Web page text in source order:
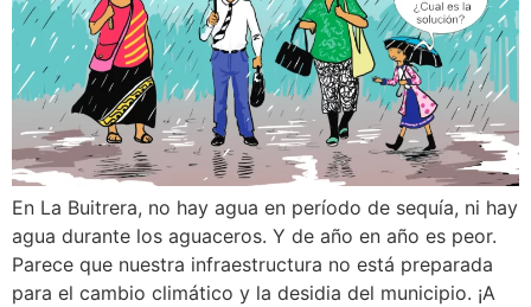
En La Buitrera, no hay agua en período de sequía, ni hay
agua durante los aguaceros. Y de año en año es peor.
Parece que nuestra infraestructura no está preparada
para el cambio climático y la desidia del municipio. ¡A